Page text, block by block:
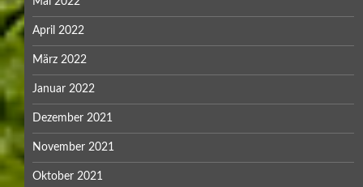
April 2022
März 2022
Januar 2022
Dezember 2021
November 2021
Oktober 2021